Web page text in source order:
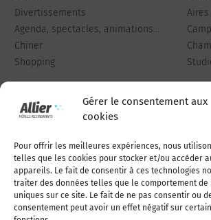
Gérer le consentement aux
cookies
Pour offrir les meilleures expériences, nous
telles que les cookies pour stocker et/ou accéder
appareils. Le fait de consentir à ces technologies
traiter des données telles que le comportement de
uniques sur ce site. Le fait de ne pas consentir ou
consentement peut avoir un effet négatif sur
Divertissements
Agenda, spectacles, animations...
Chiner
Shopping
Qui sommes-nous Publiez
Adhérer à l’association